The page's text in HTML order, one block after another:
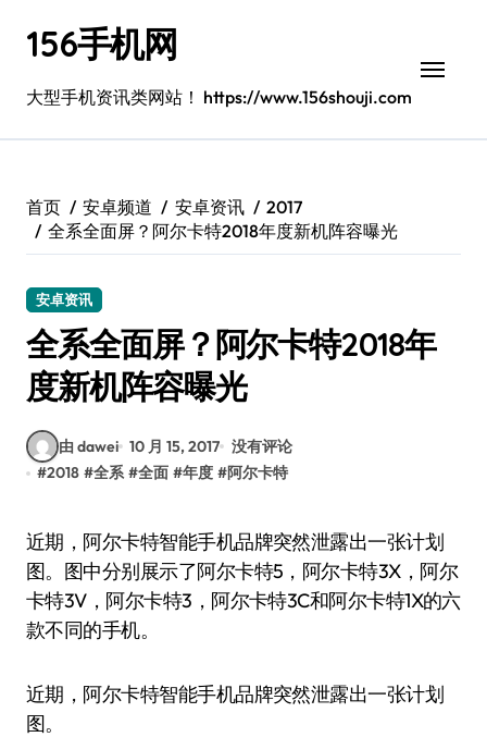
156手机网
大型手机资讯类网站！ https://www.156shouji.com
首页 安卓频道 安卓资讯
2017
全系全面屏？阿尔卡特2018年度新机阵容曝光
安卓资讯
全系全面屏？阿尔卡特2018年
度新机阵容曝光
由 dawei 10 月 15, 2017 没有评论
#2018 #全系 #全面 #年度 #阿尔卡特
近期，阿尔卡特智能手机品牌突然泄露出一张计划
图。图中分别展示了阿尔卡特5，阿尔卡特3X，阿尔
卡特3V，阿尔卡特3，阿尔卡特3C和阿尔卡特1X的六
款不同的手机。
近期，阿尔卡特智能手机品牌突然泄露出一张计划
图。